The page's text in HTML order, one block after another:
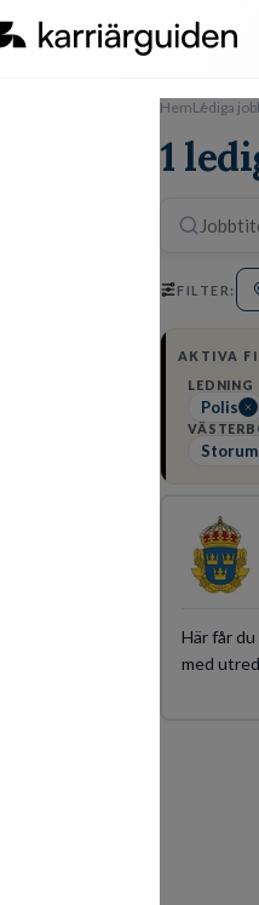
HemLediga
1
FILTER:
AKTIVA
LEDNING
Polis
Här får
med